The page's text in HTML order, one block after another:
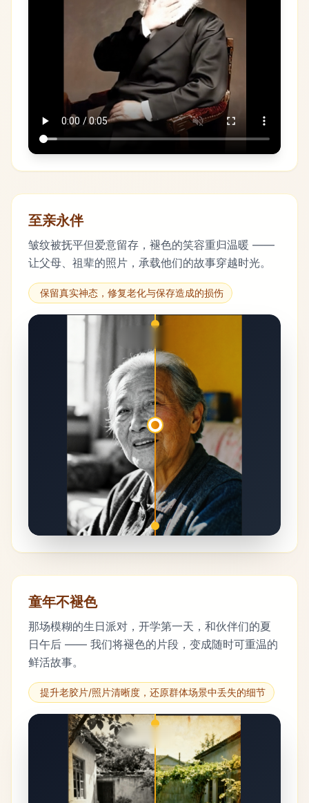
至亲永伴
皱纹被抚平但爱意留存，褪色的笑容重归温暖 ——
让父母、祖辈的照片，承载他们的故事穿越时光。
保留真实神态，修复老化与保存造成的损伤
童年不褪色
那场模糊的生日派对，开学第一天，和伙伴们的夏
日午后 —— 我们将褪色的片段，变成随时可重温的
鲜活故事。
提升老胶片/照片清晰度，还原群体场景中丢失的细节